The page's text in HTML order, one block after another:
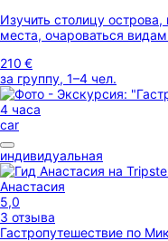
Изучить столицу
места, очароваться
210 €
за группу, 1–4 чел.
4 часа
car
индивидуальная
Анастасия
5,0
3 отзыва
Гастропутешествие по